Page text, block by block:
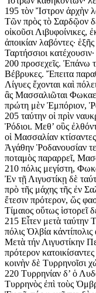
195 τὸν Ἴστρον ἀρχὴν
Τῶν πρὸς τὸ Σαρδῷον
οἰκοῦσι Λιβυφοίνικες,
ἀποικίαν λαβόντες·
Ταρτήσσιοι κατέχουσιν·
200 προσεχεῖς. Ἐπάνω
Βέβρυκες. Ἔπειτα
Λίγυες ἔχονται καὶ
ἃς Μασσαλιῶται
πρώτη μὲν Ἐμπόριον,
205 ταύτην οἱ πρὶν
Ῥόδιοι. Μεθ’ οὓς
οἱ Μασσαλίαν
Ἀγάθην Ῥοδανουσίαν
ποταμὸς παραρρεῖ,
210 πόλις μεγίστη,
Ἐν τῇ Λιγυστίκῃ δὲ
πρὸ τῆς μάχης τῆς ἐν
ἔτεσιν πρότερον, ὥς
Τίμαιος οὕτως ἱστορεῖ
215 Εἶτεν μετὰ ταύτην
πόλις Ὀλβία
Μετὰ τήν Λιγυστίκην
πρότερον
κοινὴν δὲ Τυρρηνοῖσι
220 Τυρρηνίαν δ’ ὁ
Τυρρηνὸς ἐπὶ τοὺς